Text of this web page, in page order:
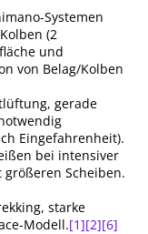
Systemen
(2
und
von Belag/Kolben
gerade
Eingefahrenheit).
bei intensiver
Scheiben.
starke
Modell.[1][2][6]